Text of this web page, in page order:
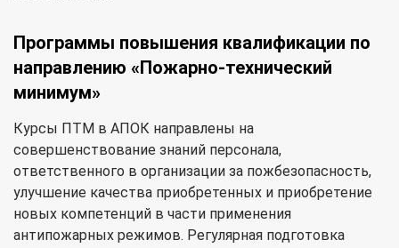
Программы повышения квалификации по
направлению «Пожарно-технический
минимум»
Курсы ПТМ в АПОК направлены на
совершенствование знаний персонала,
ответственного в организации за пожбезопасность,
улучшение качества приобретенных и приобретение
новых компетенций в части применения
антипожарных режимов. Регулярная подготовка